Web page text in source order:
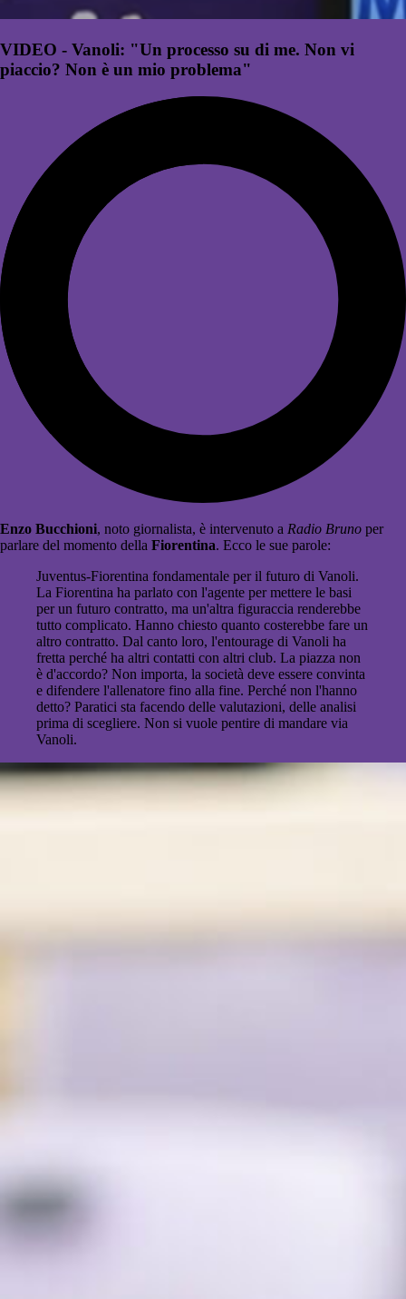
VIDEO - Vanoli: "Un processo su di me. Non vi
piaccio? Non è un mio problema"
Enzo Bucchioni, noto giornalista, è intervenuto a Radio Bruno per
parlare del momento della Fiorentina. Ecco le sue parole:
Juventus-Fiorentina fondamentale per il futuro di Vanoli.
La Fiorentina ha parlato con l'agente per mettere le basi
per un futuro contratto, ma un'altra figuraccia renderebbe
tutto complicato. Hanno chiesto quanto costerebbe fare un
altro contratto. Dal canto loro, l'entourage di Vanoli ha
fretta perché ha altri contatti con altri club. La piazza non
è d'accordo? Non importa, la società deve essere convinta
e difendere l'allenatore fino alla fine. Perché non l'hanno
detto? Paratici sta facendo delle valutazioni, delle analisi
prima di scegliere. Non si vuole pentire di mandare via
Vanoli.